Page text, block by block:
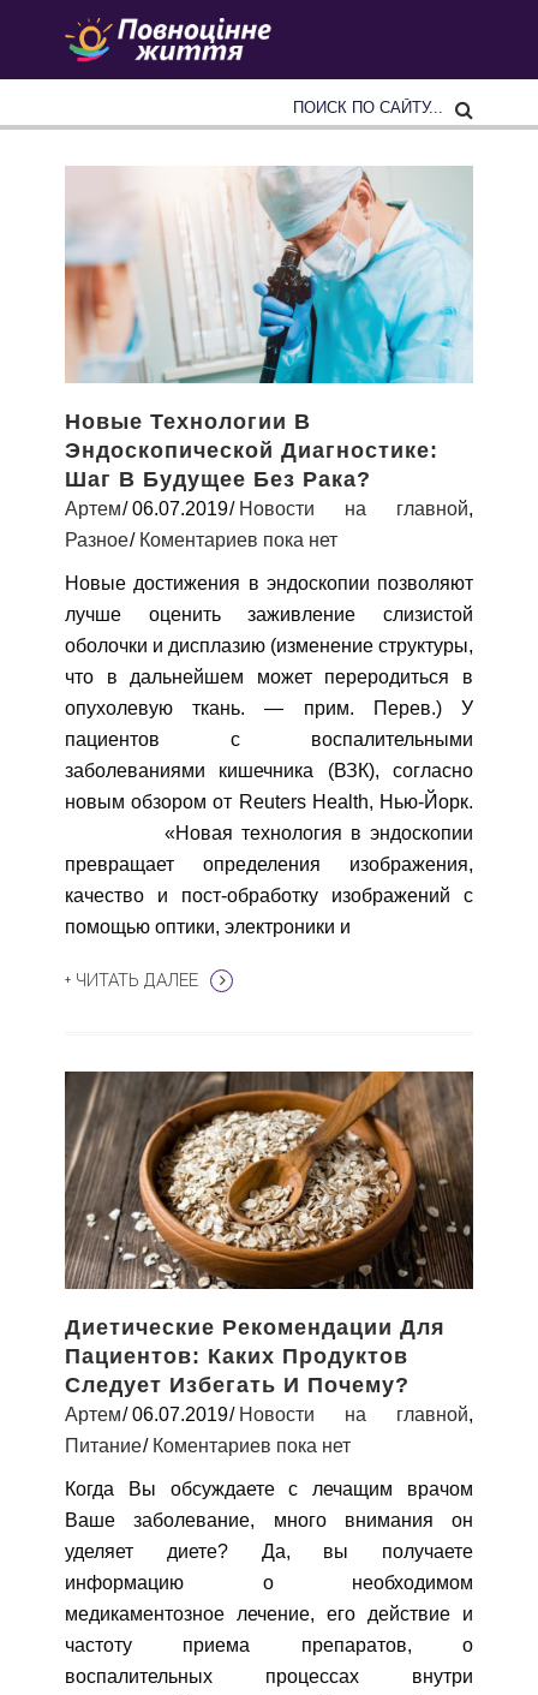
Новые Технологии В
Эндоскопической Диагностике:
Шаг В Будущее Без Рака?
Артем 06.07.2019 Новости на главной,
Разное
Коментариев пока нет
Новые достижения в эндоскопии позволяют
лучше оценить заживление слизистой
оболочки и дисплазию (изменение структуры,
что в дальнейшем может переродиться в
опухолевую ткань. — прим. Перев.) У
пациентов с воспалительными
заболеваниями кишечника (ВЗК), согласно
новым обзором от Reuters Health, Нью-Йорк.
«Новая технология в эндоскопии
превращает определения изображения,
качество и пост-обработку изображений с
помощью оптики, электроники и
+ ЧИТАТЬ ДАЛЕЕ
Диетические Рекомендации Для
Пациентов: Каких Продуктов
Следует Избегать И Почему?
Артем 06.07.2019 Новости на главной,
Питание
Коментариев пока нет
Когда Вы обсуждаете с лечащим врачом
Ваше заболевание, много внимания он
уделяет диете? Да, вы получаете
информацию о необходимом
медикаментозное лечение, его действие и
частоту приема препаратов, о
воспалительных процессах внутри